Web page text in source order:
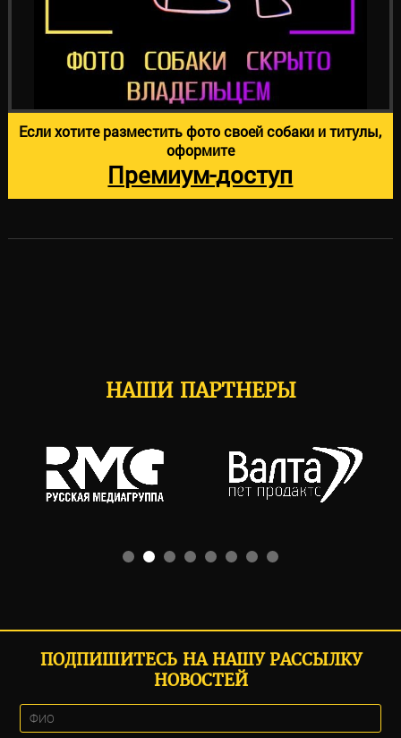
Если хотите разместить фото своей собаки и титулы,
оформите
Премиум-доступ
НАШИ ПАРТНЕРЫ
ПОДПИШИТЕСЬ НА НАШУ РАССЫЛКУ
НОВОСТЕЙ